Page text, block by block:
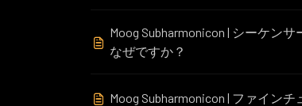
Moog Subharmonicon | シーケン
なぜですか？
Moog Subharmonicon | ファイン